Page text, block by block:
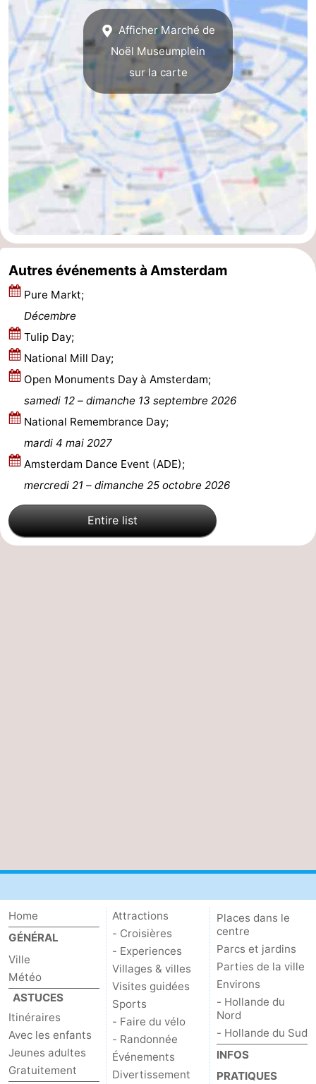
Afficher Marché de
Noël Museumplein
sur la carte
Autres événements à Amsterdam
Pure Markt;
Décembre
Tulip Day;
National Mill Day;
Open Monuments Day à Amsterdam;
samedi 12 – dimanche 13 septembre 2026
National Remembrance Day;
mardi 4 mai 2027
Amsterdam Dance Event (ADE);
mercredi 21 – dimanche 25 octobre 2026
Entire list
Home
GÉNÉRAL
Ville
Météo
ASTUCES
Itinéraires
Avec les enfants
Jeunes adultes
Gratuitement
Attractions
- Croisières
- Experiences
Villages & villes
Visites guidées
Sports
- Faire du vélo
- Randonnée
Événements
Divertissement
Places dans le
centre
Parcs et jardins
Parties de la ville
Environs
- Hollande du
Nord
- Hollande du Sud
INFOS
PRATIQUES